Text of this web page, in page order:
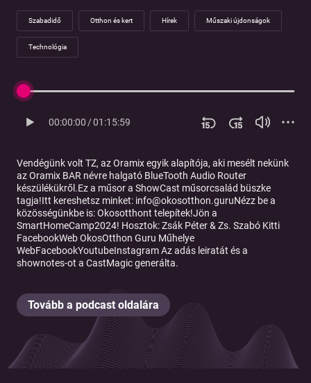
Szabadidő Otthon és kert Hírek Műszaki újdonságok
Technológia
00:00:00/01:15:59
Vendégünk volt TZ, az Oramix egyik alapítója, aki mesélt nekünk
az Oramix BAR névre halgató BlueTooth Audio Router
készülékükről.Ez a műsor a ShowCast műsorcsalád büszke
tagja!Itt kereshetsz minket: info@okosotthon.guruNézz be a
közösségünkbe is: Okosotthont telepítek!Jön a
SmartHomeCamp2024! Hosztok: Zsák Péter & Zs. Szabó Kitti
FacebookWeb OkosOtthon Guru Műhelye
WebFacebookYoutubeInstagram Az adás leiratát és a
shownotes-ot a CastMagic generálta.
Tovább a podcast oldalára